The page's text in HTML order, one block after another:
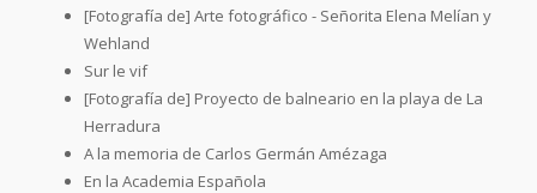
[Fotografía de] Arte fotográfico - Señorita Elena Melían y
Wehland
Sur le vif
[Fotografía de] Proyecto de balneario en la playa de La
Herradura
A la memoria de Carlos Germán Amézaga
En la Academia Española